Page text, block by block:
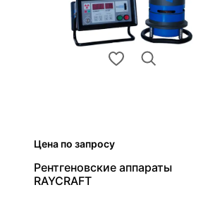
Цена по запросу
Рентгеновские аппараты
RAYCRAFT